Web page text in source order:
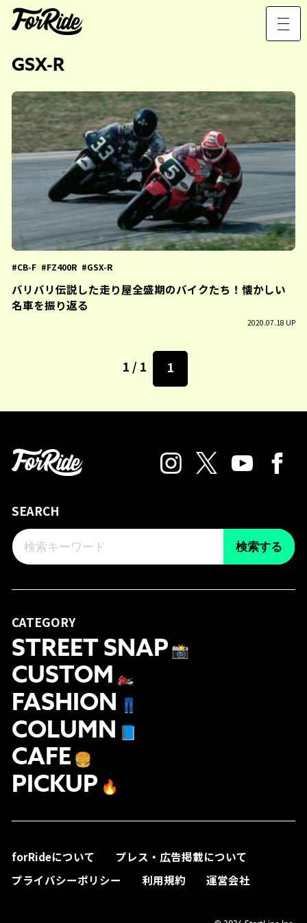
GSX-R
CB-F FZ400R GSX-R
バリバリ伝説した走り屋全盛期のバイクたち！懐かしい
名車を振り返る
2020.07.18 UP
1 / 1 1
SEARCH
検索する
CATEGORY
STREET SNAP 📸
CUSTOM 🏍
FASHION 👖
COLUMN
CAFE 🍔
PICKUP 🔥
forRideについて
プレス・広告掲載について
プライバシーポリシー
利用規約 運営会社